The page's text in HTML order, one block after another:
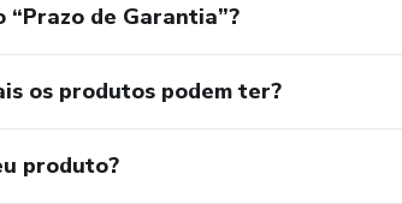
“Prazo de Garantia”?
os produtos podem ter?
produto?